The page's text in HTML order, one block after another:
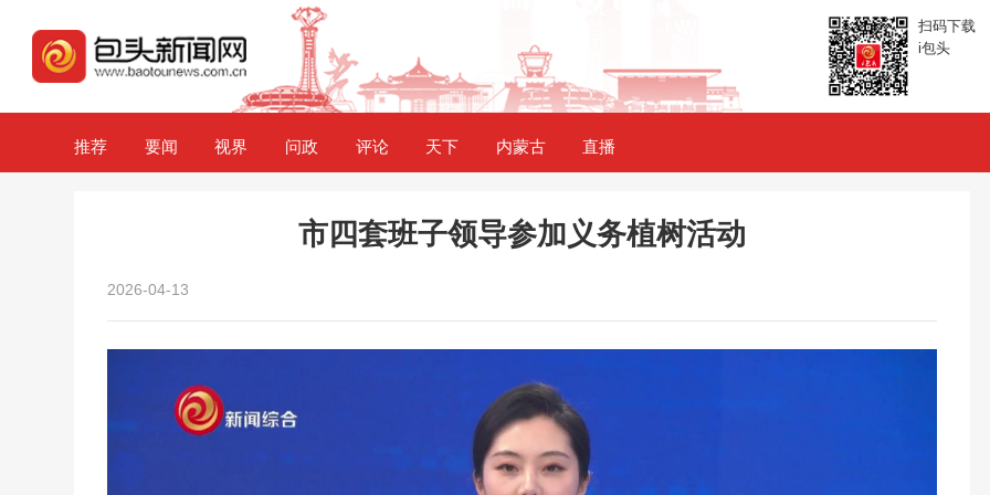
扫码下载
i包头
推荐 要闻 视界 问政 评论 天下 内蒙古 直播
市四套班子领导参加义务植树活动
2026-04-13